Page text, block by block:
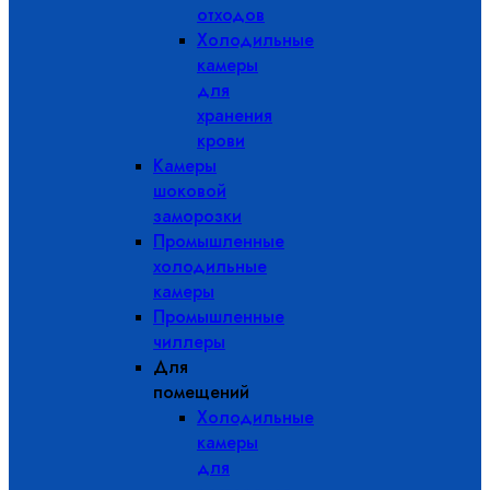
отходов
Холодильные
камеры
для
хранения
крови
Камеры
шоковой
заморозки
Промышленные
холодильные
камеры
Промышленные
чиллеры
Для
помещений
Холодильные
камеры
для